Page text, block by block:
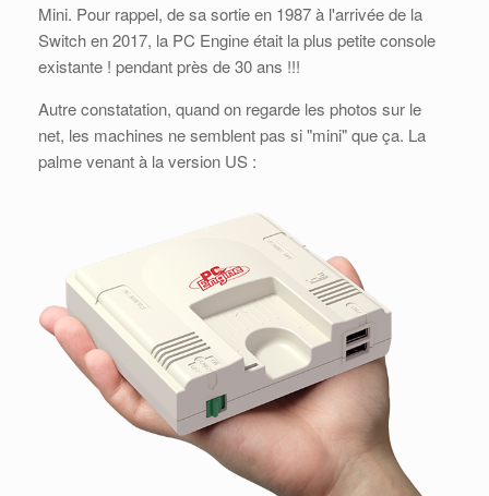
Mini. Pour rappel, de sa sortie en 1987 à l'arrivée de la
Switch en 2017, la PC Engine était la plus petite console
existante ! pendant près de 30 ans !!!
Autre constatation, quand on regarde les photos sur le
net, les machines ne semblent pas si "mini" que ça. La
palme venant à la version US :